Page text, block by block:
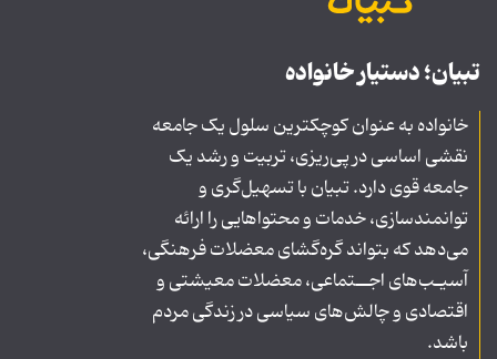
تبیان؛ دستیار خانواده
خانواده به عنوان کوچکترین سلول یک جامعه
نقشی اساسی در پی‌ریزی، تربیت و رشد یک
جامعه قوی دارد. تبیان با تسهیل‌گری و
توانمندسازی، خدمات و محتواهایی را ارائه
می‌دهد که بتواند گره‌گشای معضلات فرهنگی،
آسیـب‌های اجــتماعی، معضلات معیشتی و
اقتصادی و چالش‌های سیاسی در زندگی مردم
باشد.